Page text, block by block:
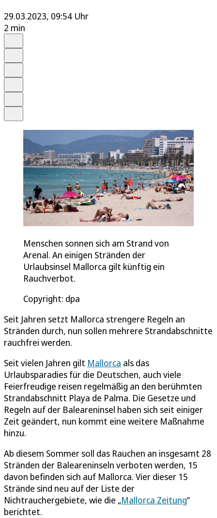
29.03.2023, 09:54 Uhr
2 min
Menschen sonnen sich am Strand von
Arenal. An einigen Stränden der
Urlaubsinsel Mallorca gilt künftig ein
Rauchverbot.
Copyright: dpa
Seit Jahren setzt Mallorca strengere Regeln an
Stränden durch, nun sollen mehrere Strandabschnitte
rauchfrei werden.
Seit vielen Jahren gilt Mallorca als das
Urlaubsparadies für die Deutschen, auch viele
Feierfreudige reisen regelmäßig an den berühmten
Strandabschnitt Playa de Palma. Die Gesetze und
Regeln auf der Baleareninsel haben sich seit einiger
Zeit geändert, nun kommt eine weitere Maßnahme
hinzu.
Ab diesem Sommer soll das Rauchen an insgesamt 28
Stränden der Baleareninseln verboten werden, 15
davon befinden sich auf Mallorca. Vier dieser 15
Strände sind neu auf der Liste der
Nichtrauchergebiete, wie die „Mallorca Zeitung“
berichtet.